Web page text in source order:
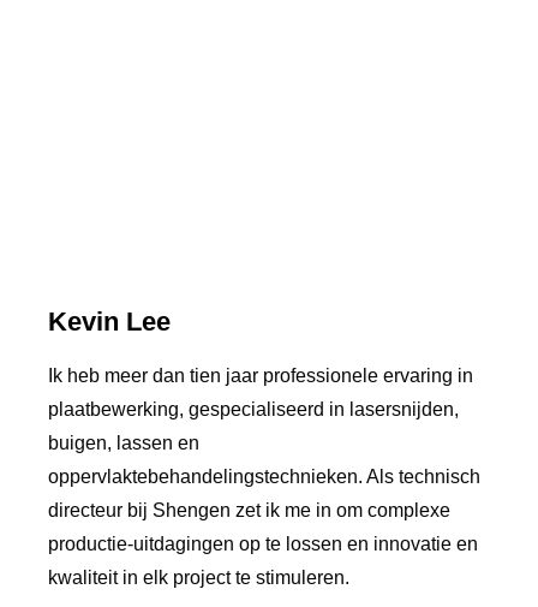
Kevin Lee
Ik heb meer dan tien jaar professionele ervaring in
plaatbewerking, gespecialiseerd in lasersnijden,
buigen, lassen en
oppervlaktebehandelingstechnieken. Als technisch
directeur bij Shengen zet ik me in om complexe
productie-uitdagingen op te lossen en innovatie en
kwaliteit in elk project te stimuleren.